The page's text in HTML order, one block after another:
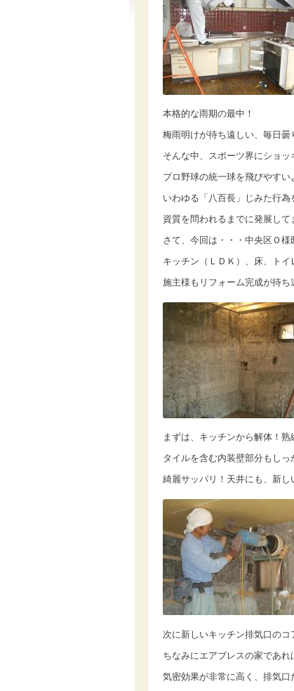
本格的な雨期の最中！
梅雨明けが待ち遠しい、毎日曇
そんな中、スポーツ界にショッ
プロ野球の統一球を飛びやすい
いわゆる「八百長」じみた行為
資質を問われるまでに発展し
さて、今回は・・・中央区Ｏ様
キッチン（ＬＤＫ）、床、ト
施主様もリフォーム完成が待ち
まずは、キッチンから解体！熟
タイルを含む内装壁部分もしっ
綺麗サッパリ！天井にも、新し
次に新しいキッチン排気口のコ
ちなみにエアブレスの家であ
気密効果が非常に高く、排気口